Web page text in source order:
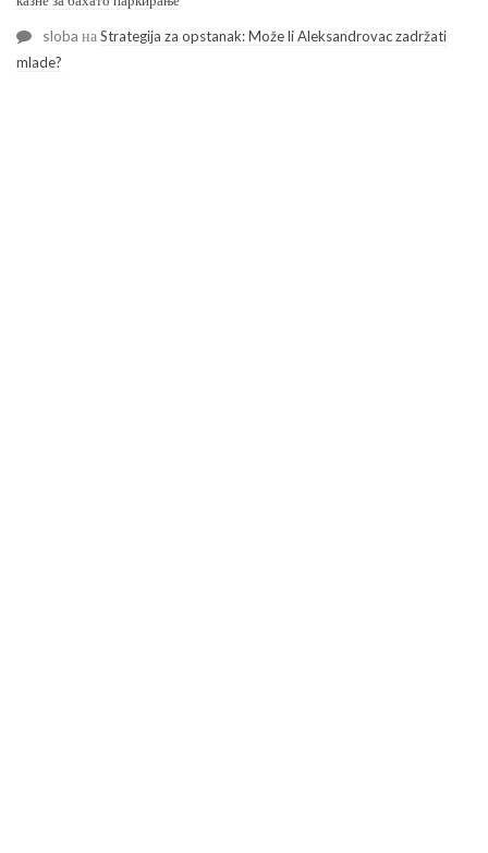
sloba наStrategija za opstanak: Može li Aleksandrovac zadržati
mlade?